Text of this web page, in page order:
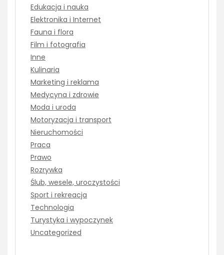
Edukacja i nauka
Elektronika i Internet
Fauna i flora
Film i fotografia
Inne
Kulinaria
Marketing i reklama
Medycyna i zdrowie
Moda i uroda
Motoryzacja i transport
Nieruchomości
Praca
Prawo
Rozrywka
Ślub, wesele, uroczystości
Sport i rekreacja
Technologia
Turystyka i wypoczynek
Uncategorized